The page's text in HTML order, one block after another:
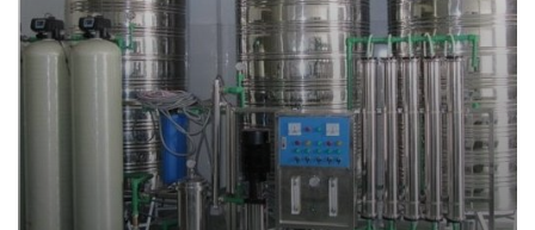
Công trình lắp máy lọc nước trường học
của WEPAR
Thành phố Hồ Chí Minh
Construction time:
-
Trường học các quận
Lọc nước trực tiếp